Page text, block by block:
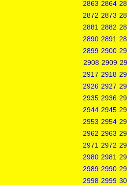
2863 2864
2872 2873
2881 2882
2890 2891
2899 2900
2908 2909
2917 2918
2926 2927
2935 2936
2944 2945
2953 2954
2962 2963
2971 2972
2980 2981
2989 2990
2998 2999